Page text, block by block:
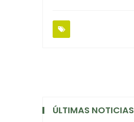
ÚLTIMAS NOTICIAS